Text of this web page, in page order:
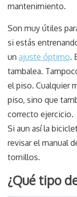
mantenimiento.
Son muy útiles
si estás
un ajuste óptimo.
tambalea.
el piso. Cualquier
piso, sino que
correcto ejercicio.
Si aun así la
revisar el manual
tornillos.
¿Qué tipo